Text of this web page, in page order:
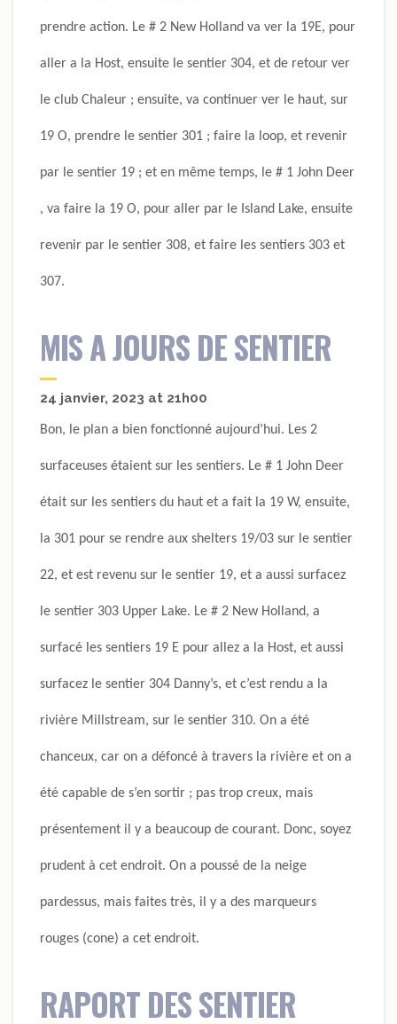
prendre action. Le # 2 New Holland va ver la 19E, pour
aller a la Host, ensuite le sentier 304, et de retour ver
le club Chaleur ; ensuite, va continuer ver le haut, sur
19 O, prendre le sentier 301 ; faire la loop, et revenir
par le sentier 19 ; et en même temps, le # 1 John Deer
, va faire la 19 O, pour aller par le Island Lake, ensuite
revenir par le sentier 308, et faire les sentiers 303 et
307.
MIS A JOURS DE SENTIER
24 janvier, 2023 at 21h00
Bon, le plan a bien fonctionné aujourd’hui. Les 2
surfaceuses étaient sur les sentiers. Le # 1 John Deer
était sur les sentiers du haut et a fait la 19 W, ensuite,
la 301 pour se rendre aux shelters 19/03 sur le sentier
22, et est revenu sur le sentier 19, et a aussi surfacez
le sentier 303 Upper Lake. Le # 2 New Holland, a
surfacé les sentiers 19 E pour allez a la Host, et aussi
surfacez le sentier 304 Danny’s, et c’est rendu a la
rivière Millstream, sur le sentier 310. On a été
chanceux, car on a défoncé à travers la rivière et on a
été capable de s’en sortir ; pas trop creux, mais
présentement il y a beaucoup de courant. Donc, soyez
prudent à cet endroit. On a poussé de la neige
pardessus, mais faites très, il y a des marqueurs
rouges (cone) a cet endroit.
RAPORT DES SENTIER